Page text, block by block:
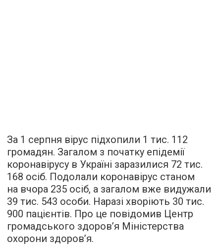
За 1 серпня вірус підхопили 1 тис. 112
громадян. Загалом з початку епідемії
коронавірусу в Україні заразилися 72 тис.
168 осіб. Подолали коронавірус станом
на вчора 235 осіб, а загалом вже видужали
39 тис. 543 особи. Наразі хворіють 30 тис.
900 пацієнтів. Про це повідомив Центр
громадського здоров’я Міністерства
охорони здоров’я.